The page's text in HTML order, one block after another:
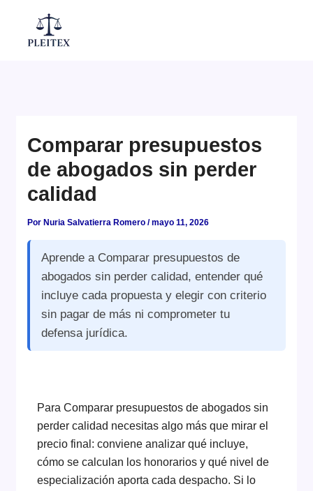
contenido
Comparar presupuestos
de abogados sin perder
calidad
Por Nuria Salvatierra Romero/mayo 11, 2026
Aprende a Comparar presupuestos de
abogados sin perder calidad, entender qué
incluye cada propuesta y elegir con criterio
sin pagar de más ni comprometer tu
defensa jurídica.
Para Comparar presupuestos de abogados sin
perder calidad necesitas algo más que mirar el
precio final: conviene analizar qué incluye,
cómo se calculan los honorarios y qué nivel de
especialización aporta cada despacho. Si lo